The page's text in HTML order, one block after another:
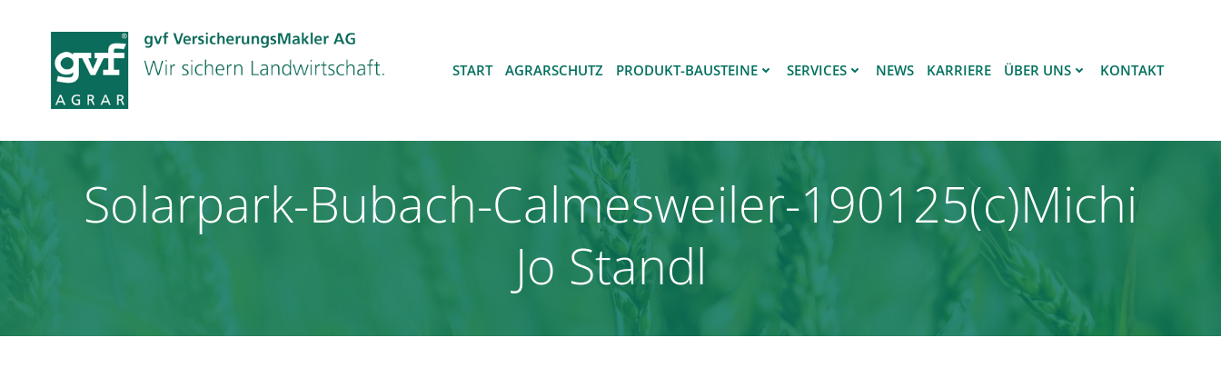
springen
START AGRARSCHUTZ PRODUKT-BAUSTEINE SERVICES NEWS KARRIERE ÜBER UNS KONTAKT
Solarpark-Bubach-Calmesweiler-190125(c)Michi
Jo Standl